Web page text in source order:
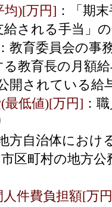
均)[万円] ：「期
される手当」
：教育委員会の事
教育長の月額
開されている
最低値)[万円] ：
方自治体におけ
区町村の地方
件費負担額[万